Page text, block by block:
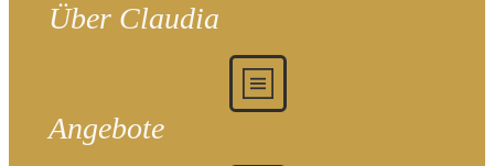
Über Claudia
Angebote